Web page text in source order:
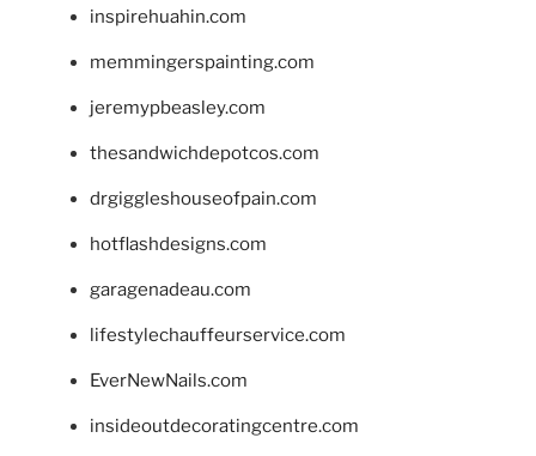
inspirehuahin.com
memmingerspainting.com
jeremypbeasley.com
thesandwichdepotcos.com
drgiggleshouseofpain.com
hotflashdesigns.com
garagenadeau.com
lifestylechauffeurservice.com
EverNewNails.com
insideoutdecoratingcentre.com